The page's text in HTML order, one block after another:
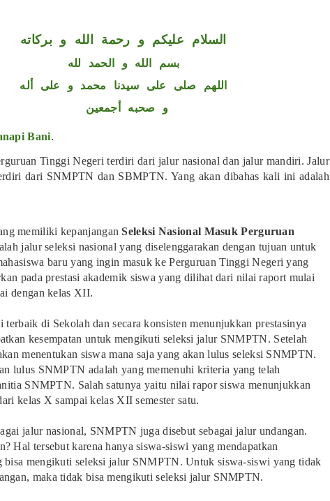
السلام عليكم و رحمة الله و بركاته
بسم الله و الحمد لله
اللهم صلى على سيدنا محمد و على أله
و صحبه أجمعين
Bani.
Tinggi Negeri terdiri dari jalur nasional dan jalur mandiri. Jalur
dari SNMPTN dan SBMPTN. Yang akan dibahas kali ini adalah
memiliki kepanjanganSeleksi Nasional Masuk Perguruan
jalur seleksi nasional yang diselenggarakan dengan tujuan untuk
baru yang ingin masuk ke Perguruan Tinggi Negeri yang
pada prestasi akademik siswa yang dilihat dari nilai raport mulai
dengan kelas XII.
terbaik di Sekolah dan secara konsisten menunjukkan prestasinya
kesempatan untuk mengikuti seleksi jalur SNMPTN. Setelah
menentukan siswa mana saja yang akan lulus seleksi SNMPTN.
lulus SNMPTN adalah yang memenuhi kriteria yang telah
SNMPTN. Salah satunya yaitu nilai rapor siswa menunjukkan
kelas X sampai kelas XII semester satu.
jalur nasional, SNMPTN juga disebut sebagai jalur undangan.
Hal tersebut karena hanya siswa-siswi yang mendapatkan
bisa mengikuti seleksi jalur SNMPTN. Untuk siswa-siswi yang tidak
maka tidak bisa mengikuti seleksi jalur SNMPTN.